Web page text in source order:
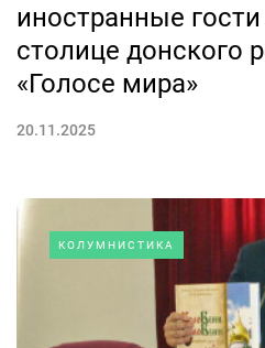
иностранные
столице донского
«Голосе мира»
20.11.2025
КОЛУМНИСТИКА